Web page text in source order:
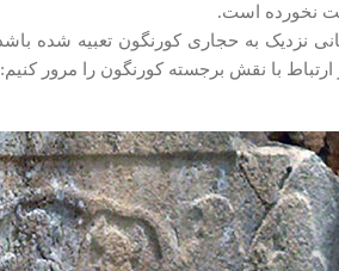
نخورده است.
ارتباط با نقش برجسته کورنگون را مرور کنیم: